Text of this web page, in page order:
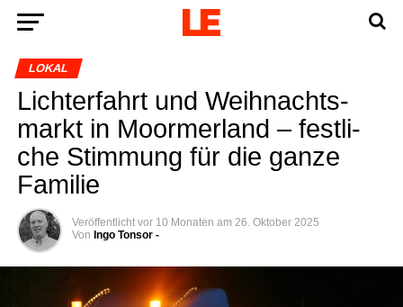
LOKAL
Licht­er­fahrt und Weih­nachts­
markt in Moorm­er­land – fest­li­
che Stim­mung für die gan­ze
Familie
Veröffentlicht vor 10 Monaten am 26. Oktober 2025
Von Ingo Tonsor -